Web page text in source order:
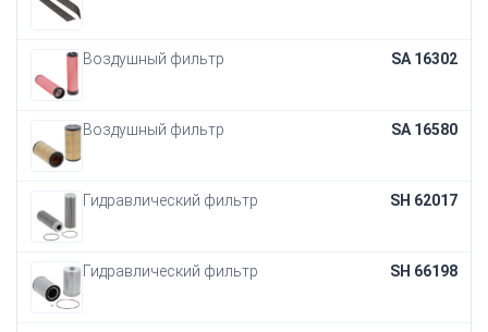
Воздушный фильтр SA 16302
Воздушный фильтр SA 16580
Гидравлический фильтр SH 62017
Гидравлический фильтр SH 66198